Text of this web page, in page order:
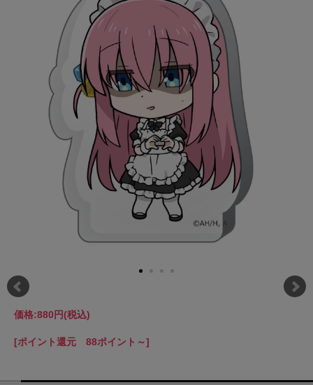
価格:880円(税込)
[ポイント還元 88ポイント～]